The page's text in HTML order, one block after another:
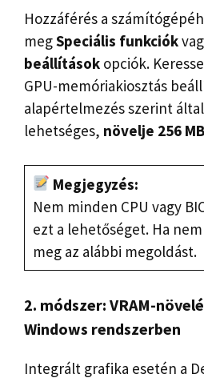
Hozzáférés a
megSpeciális funkciók
beállítások opciók.
GPU-memóriakiosztás
alapértelmezés szerint
lehetséges, növelje 256
Megjegyzés:
Nem minden CPU vagy
ezt a lehetőséget. Ha
meg az alábbi megoldást.
2. módszer: VRAM-
Windows rendszerben
Integrált grafika esetén a